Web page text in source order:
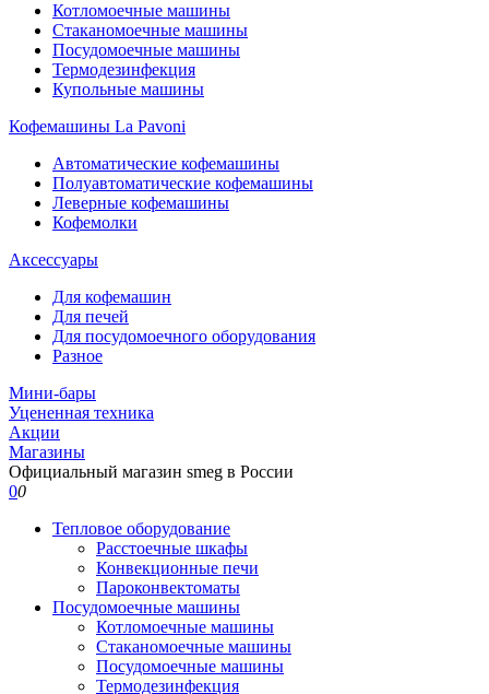
Котломоечные машины
Стаканомоечные машины
Посудомоечные машины
Термодезинфекция
Купольные машины
Кофемашины La Pavoni
Автоматические кофемашины
Полуавтоматические кофемашины
Леверные кофемашины
Кофемолки
Аксессуары
Для кофемашин
Для печей
Для посудомоечного оборудования
Разное
Мини-бары
Уцененная техника
Акции
Магазины
Официальный магазин smeg в России
00
Тепловое оборудование
Расстоечные шкафы
Конвекционные печи
Пароконвектоматы
Посудомоечные машины
Котломоечные машины
Стаканомоечные машины
Посудомоечные машины
Термодезинфекция